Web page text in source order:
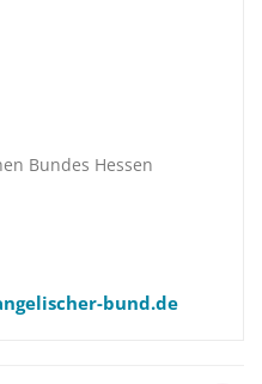
Bundes Hessen
bund.de